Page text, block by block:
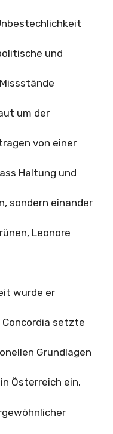
und
um der
von einer
Haltung und
sondern einander
Leonore
wurde er
Concordia setzte
Grundlagen
Österreich ein.